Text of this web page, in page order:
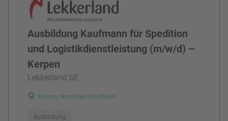
Ausbildung Kaufmann für Spedition
und Logistikdienstleistung (m/w/d) –
Kerpen
Lekkerland SE
Kerpen, Nordrhein-Westfalen
Ausbildung